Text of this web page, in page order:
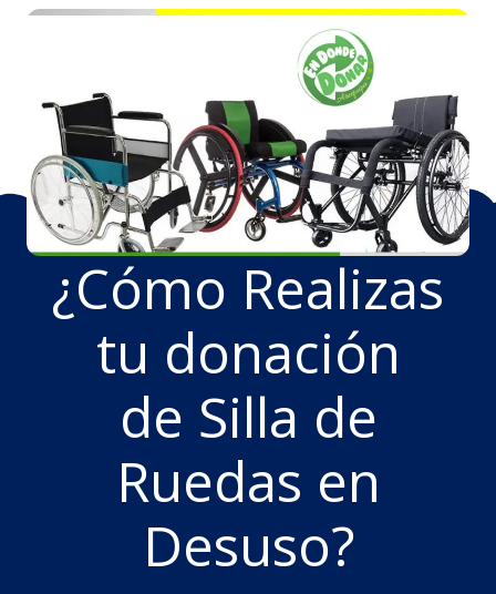
¿Cómo Realizas
tu donación
de Silla de
Ruedas en
Desuso?